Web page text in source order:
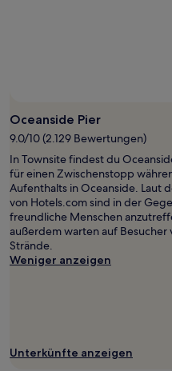
Es
können
zusätzliche
Bedingungen
gelten.
Oceanside Pier
9.0/10 (2.129 Bewertungen)
In Townsite findest du
für einen Zwischenstopp
Aufenthalts in Oceanside. Laut
von Hotels.com sind in der
freundliche Menschen
außerdem warten auf Besucher
Strände.
Weniger anzeigen
Unterkünfte anzeigen